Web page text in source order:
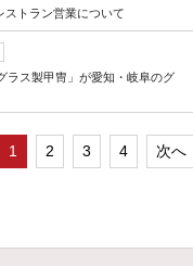
ストラン営業について
ラス製甲冑」が愛知・岐阜のグ
1 2 3 4 次へ